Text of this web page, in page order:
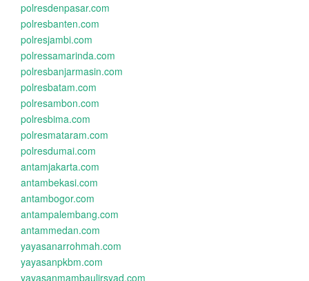
polresdenpasar.com
polresbanten.com
polresjambi.com
polressamarinda.com
polresbanjarmasin.com
polresbatam.com
polresambon.com
polresbima.com
polresmataram.com
polresdumai.com
antamjakarta.com
antambekasi.com
antambogor.com
antampalembang.com
antammedan.com
yayasanarrohmah.com
yayasanpkbm.com
yayasanmambaulirsyad.com